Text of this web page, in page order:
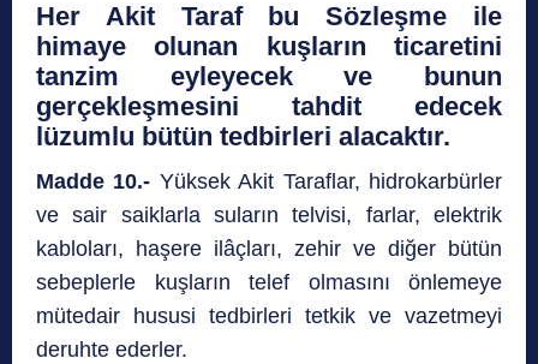
Her Akit Taraf bu Sözleşme ile
himaye olunan kuşların ticaretini
tanzim eyleyecek ve bunun
gerçekleşmesini tahdit edecek
lüzumlu bütün tedbirleri alacaktır.
Madde 10.- Yüksek Akit Taraflar, hidrokarbürler
ve sair saiklarla suların telvisi, farlar, elektrik
kabloları, haşere ilâçları, zehir ve diğer bütün
sebeplerle kuşların telef olmasını önlemeye
mütedair hususi tedbirleri tetkik ve vazetmeyi
deruhte ederler.